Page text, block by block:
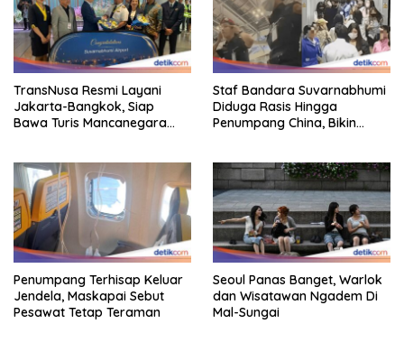
TransNusa Resmi Layani
Jakarta-Bangkok, Siap
Bawa Turis Mancanegara
Staf Bandara Suvarnabhumi
Diduga Rasis Hingga
Penumpang China, Bikin
Penumpang Terhisap Keluar
Jendela, Maskapai Sebut
Pesawat Tetap Teraman
Seoul Panas Banget, Warlok
dan Wisatawan Ngadem Di
Mal-Sungai